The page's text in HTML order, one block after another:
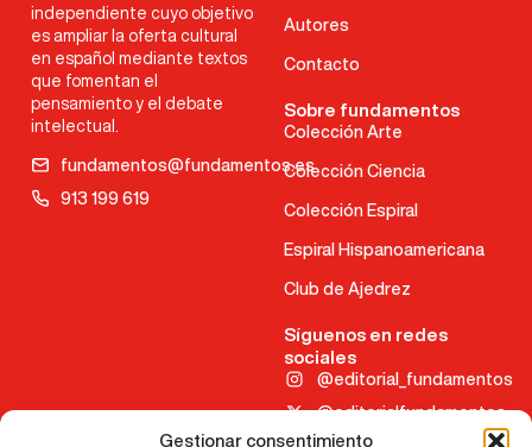
Gestionar consentimiento
independiente cuyo objetivo
es ampliar la oferta cultural
en español mediante textos
que fomentan el
pensamiento y el debate
intelectual.
fundamentos@fundamentos.es
913 199 619
Autores
Contacto
Sobre fundamentos
Colección Arte
Colección Ciencia
Colección Espiral
Espiral Hispanoamericana
Club de Ajedrez
Síguenos en redes
sociales
@editorial_fundamentos
@editorialfundamentos